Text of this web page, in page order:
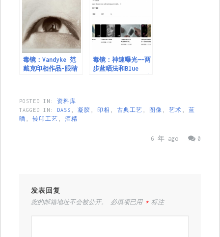
毒镜：Vandyke 范
戴克印相作品-眼睛
毒镜：神速曝光——两
步蓝晒法和Blue
POSTED IN: 资料库
TAGGED IN: DASS 凝胶 印相 古典工艺 图像 艺术
蓝
晒
转印工艺 酒精
0
6 年 ago
发表回复
您的邮箱地址不会被公开。 必填项已用 *标注